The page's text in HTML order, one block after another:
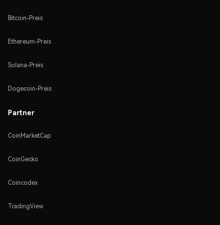
Bitcoin-Preis
Ethereum-Preis
Solana-Preis
Dogecoin-Preis
Partner
CoinMarketCap
CoinGecko
Coincodex
TradingView